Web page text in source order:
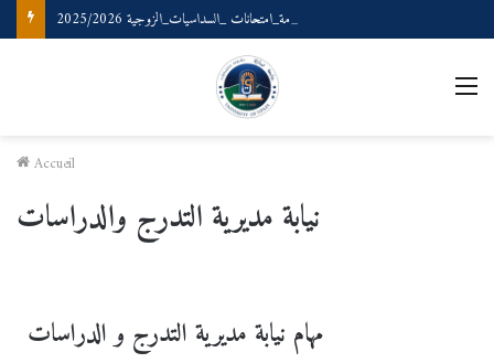
رزنامة_امتحانات _السداسيات_الزوجية 2025/2026
Accueil
نيابة مديرية التدرج والدراسات
مهام نيابة مديرية التدرج و الدراسات